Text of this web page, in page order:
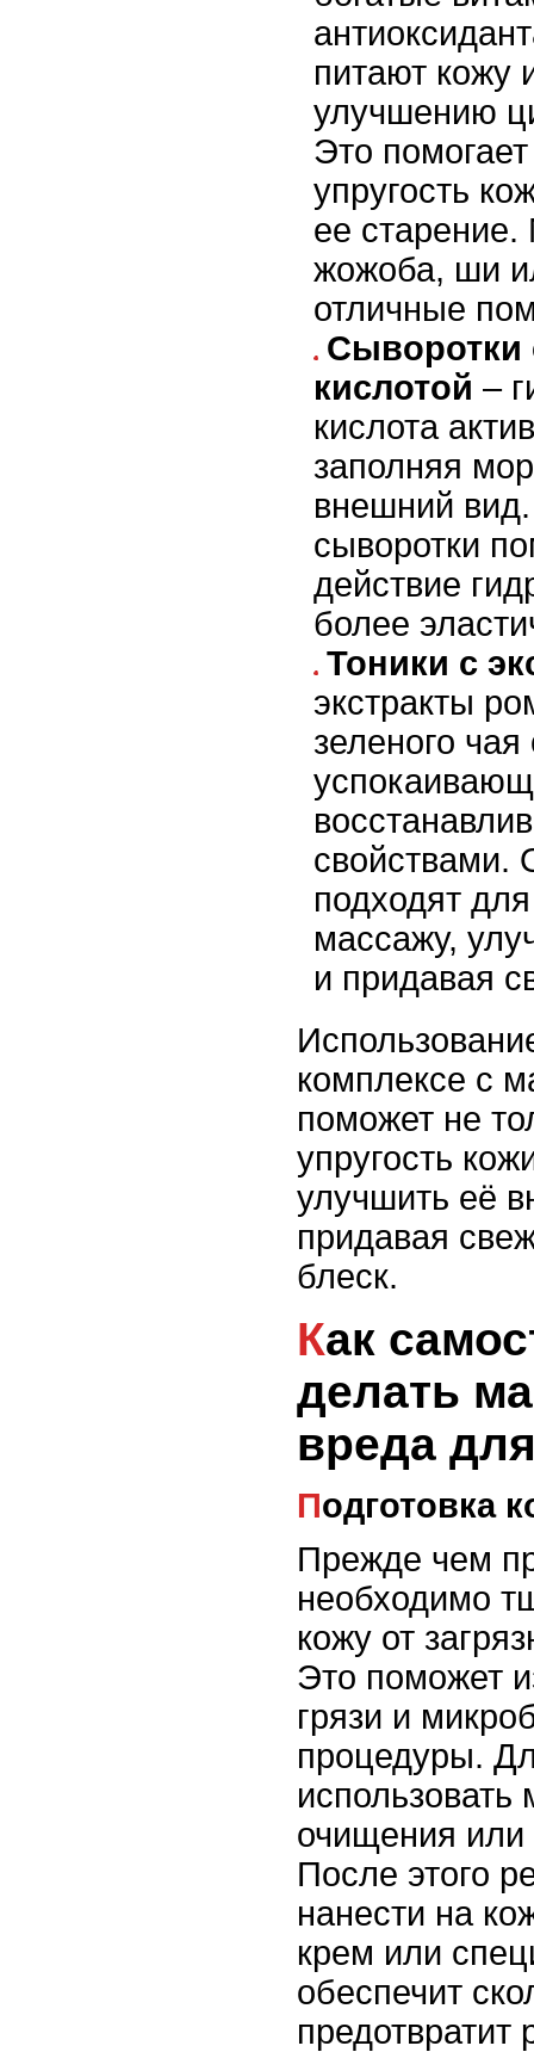
питают кожу
улучшению
Это
упругость
ее
жожоба, ши
отличные
Сыворотки
кислотой –
кислота
заполняя
внешний
сыворотки
действие
более
Тоники с
экстракты
зеленого
свойствами.
подходят
массажу,
и придавая
комплексе с
поможет не
упругость
улучшить её
придавая
блеск.
Как самостоятельно
делать
вреда
Подготовка
Прежде чем
необходимо
кожу от
Это поможет
грязи и
процедуры.
использовать
очищения или
После этого
нанести на
крем или
обеспечит
предотвратит